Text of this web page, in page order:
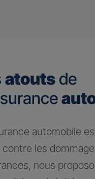
atoutsde
automobile
les
nous